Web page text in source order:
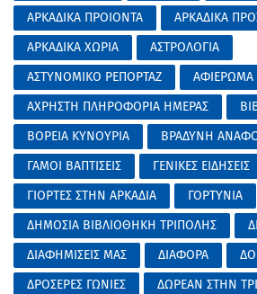
ΑΡΚΑΔΙΚΑ ΠΡΟΙΟΝΤΑ
ΑΡΚΑΔΙΚΑ
ΑΡΚΑΔΙΚΑ ΧΩΡΙΑ
ΑΣΤΡΟΛΟΓΙΑ
ΑΣΤΥΝΟΜΙΚΟ ΡΕΠΟΡΤΑΖ
ΑΦΙΕΡΩΜΑ
ΑΧΡΗΣΤΗ ΠΛΗΡΟΦΟΡΙΑ ΗΜΕΡΑΣ
ΒΟΡΕΙΑ ΚΥΝΟΥΡΙΑ
ΒΡΑΔΥΝΗ
ΓΑΜΟΙ ΒΑΠΤΙΣΕΙΣ
ΓΕΝΙΚΕΣ ΕΙΔΗΣΕΙΣ
ΓΙΟΡΤΕΣ ΣΤΗΝ ΑΡΚΑΔΙΑ
ΓΟΡΤΥΝΙΑ
ΔΗΜΟΣΙΑ ΒΙΒΛΙΟΘΗΚΗ ΤΡΙΠΟΛΗΣ
ΔΙΑΦΗΜΙΣΕΙΣ ΜΑΣ
ΔΙΑΦΟΡΑ
ΔΡΟΣΕΡΕΣ ΓΩΝΙΕΣ
ΔΩΡΕΑΝ ΣΤΗΝ